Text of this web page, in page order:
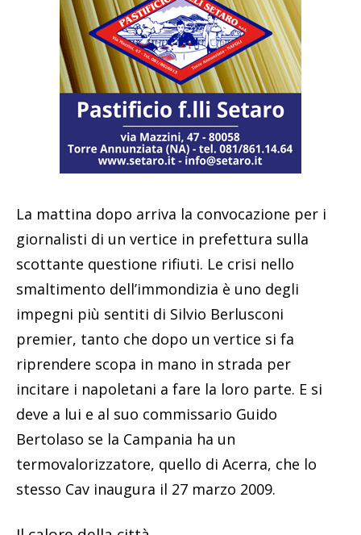
La mattina dopo arriva la convocazione per i
giornalisti di un vertice in prefettura sulla
scottante questione rifiuti. Le crisi nello
smaltimento dell’immondizia è uno degli
impegni più sentiti di Silvio Berlusconi
premier, tanto che dopo un vertice si fa
riprendere scopa in mano in strada per
incitare i napoletani a fare la loro parte. E si
deve a lui e al suo commissario Guido
Bertolaso se la Campania ha un
termovalorizzatore, quello di Acerra, che lo
stesso Cav inaugura il 27 marzo 2009.